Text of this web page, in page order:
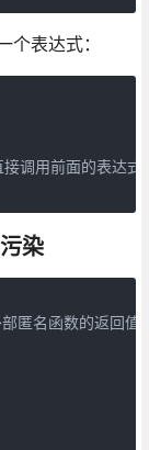
表达式：
的表达式即可
染
函数的返回值